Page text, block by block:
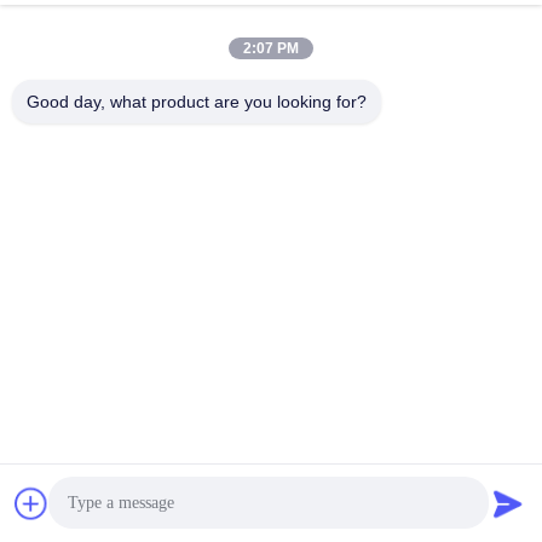
2:07 PM
Good day, what product are you looking for?